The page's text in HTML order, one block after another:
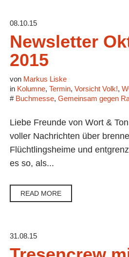
08.10.15
Newsletter
2015
von Markus Liske
in Kolumne, Termin, Vorsicht Volk!,
# Buchmesse, Gemeinsam gegen
Liebe Freunde von Wort &
voller Nachrichten über
Flüchtlingsheime und
es so, als...
READ MORE
31.08.15